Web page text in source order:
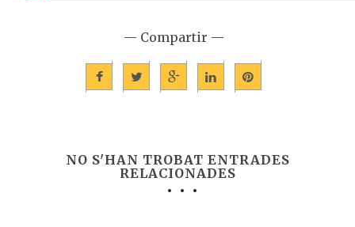
— Compartir —
NO S'HAN TROBAT ENTRADES
RELACIONADES